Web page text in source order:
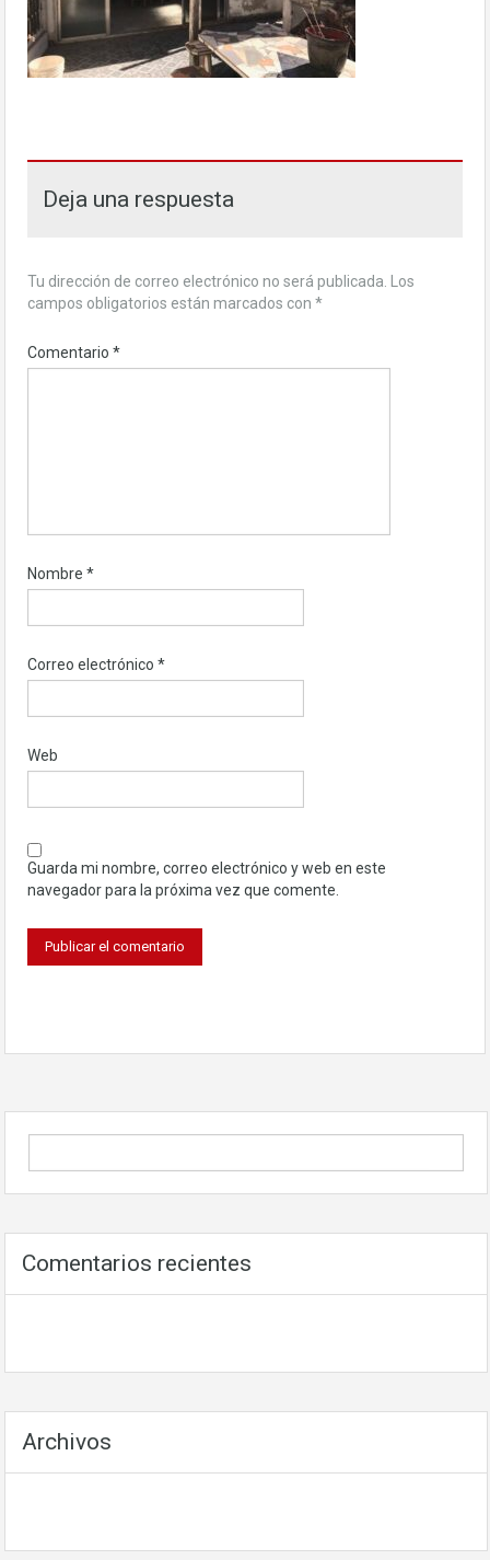
Deja una respuesta
Tu dirección de correo electrónico no será publicada.
Los
campos obligatorios están marcados con *
Comentario *
Nombre *
Correo electrónico *
Web
Guarda mi nombre, correo electrónico y web en este
navegador para la próxima vez que comente.
Comentarios recientes
Archivos